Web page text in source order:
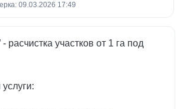
09.03.2026 17:49
расчистка участков от 1 га под